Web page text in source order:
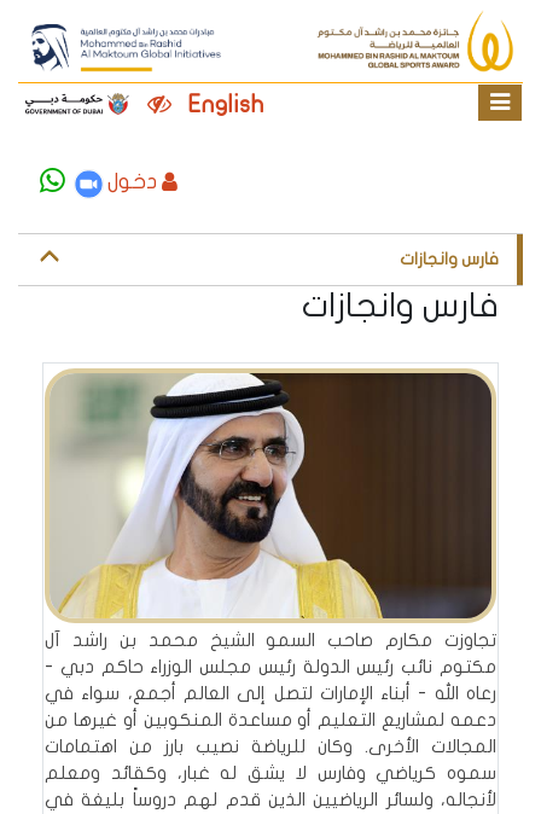
English
دخول
فارس وانجازات
فارس وانجازات
تجاوزت مكارم صاحب السمو الشيخ محمد بن راشد آل
مكتوم نائب رئيس الدولة رئيس مجلس الوزراء حاكم دبي -
رعاه الله - أبناء الإمارات لتصل إلى العالم أجمع، سواء في
دعمه لمشاريع التعليم أو مساعدة المنكوبين أو غيرها من
المجالات الأخرى. وكان للرياضة نصيب بارز من اهتمامات
سموه كرياضي وفارس لا يشق له غبار، وكقائد ومعلم
لأنجاله، ولسائر الرياضيين الذين قدم لهم دروساً بليغة في